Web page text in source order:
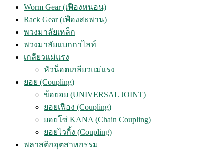
Worm Gear (เฟืองหนอน)
Rack Gear (เฟืองสะพาน)
พวงมาลัยเหล็ก
พวงมาลัยแบกกาไลท์
เกลียวแม่แรง
หัวน็อตเกลียวแม่แรง
ยอย (Coupling)
ข้อยอย (UNIVERSAL JOINT)
ยอยเฟือง (Coupling)
ยอยโซ่ KANA (Chain Coupling)
ยอยไวกิ้ง (Coupling)
พลาสติกอุตสาหกรรม